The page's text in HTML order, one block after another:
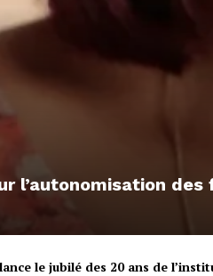
l’autonomisation
le jubilé des 20 ans de